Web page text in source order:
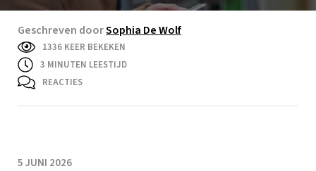
Geschreven doorSophia De Wolf
1336 KEER BEKEKEN
3 MINUTEN LEESTIJD
REACTIES
5 JUNI 2026